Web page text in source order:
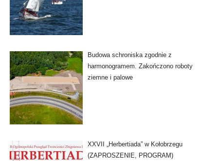
Budowa schroniska zgodnie z
harmonogramem. Zakończono roboty
ziemne i palowe
XXVII „Herbertiada” w Kołobrzegu
(ZAPROSZENIE, PROGRAM)